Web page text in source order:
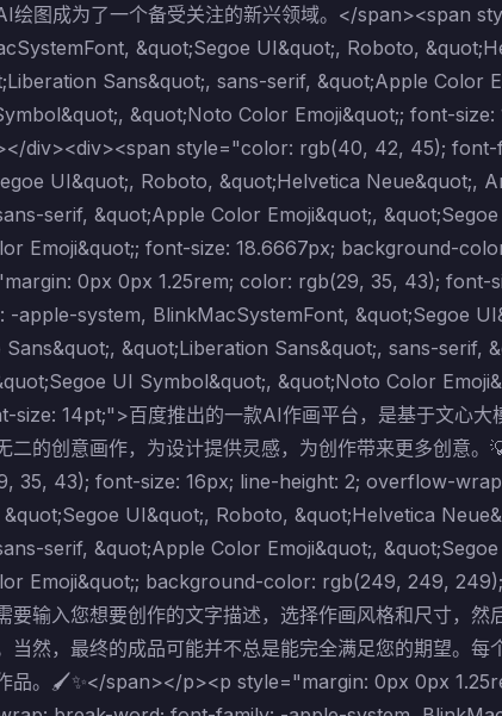
绘图成为了一个备受关注的新兴领域。</
&quot;Segoe UI&quot;, Roboto,
Sans&quot;, sans-serif, &quot;Apple Color
&quot;Noto Color Emoji&quot;; font-
div><div><span style="color: rgb(40, 42, 45); font-
UI&quot;, Roboto, &quot;Helvetica Neue&quot;,
serif, &quot;Apple Color Emoji&quot;,
Emoji&quot;; font-size: 18.6667px; background-
0px 0px 1.25rem; color: rgb(29, 35, 43); font-
system, BlinkMacSystemFont, &quot;Segoe
&quot;Liberation Sans&quot;, sans-serif,
UI Symbol&quot;, &quot;Noto Color
14pt;">百度推出的一款AI作画平台，是基于文心大
二的创意画作，为设计提供灵感，为创作带来更多创意
35, 43); font-size: 16px; line-height: 2; overflow-
UI&quot;, Roboto, &quot;Helvetica
serif, &quot;Apple Color Emoji&quot;,
Emoji&quot;; background-color: rgb(249, 249,
要输入您想要创作的文字描述，选择作画风格和尺寸，然
当然，最终的成品可能并不总是能完全满足您的期望。
作品。🖌️✨</span></p><p style="margin: 0px 0px